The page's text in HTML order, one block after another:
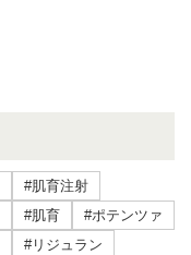
#肌育注射
#肌育
#ポテンツァ
#リジュラン